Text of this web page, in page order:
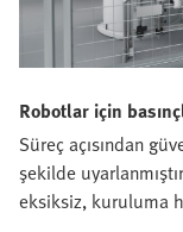
Robotlar için
Süreç açısından
şekilde
eksiksiz, kuruluma